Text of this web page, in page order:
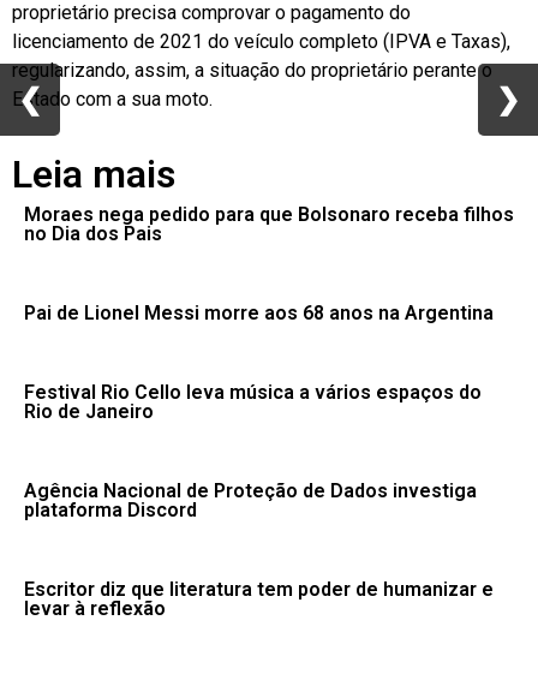
proprietário precisa comprovar o pagamento do
licenciamento de 2021 do veículo completo (IPVA e Taxas),
regularizando, assim, a situação do proprietário perante o
Estado com a sua moto.
Leia mais
Moraes nega pedido para que Bolsonaro receba filhos
no Dia dos Pais
Pai de Lionel Messi morre aos 68 anos na Argentina
Festival Rio Cello leva música a vários espaços do
Rio de Janeiro
Agência Nacional de Proteção de Dados investiga
plataforma Discord
Escritor diz que literatura tem poder de humanizar e
levar à reflexão
❮ ❯
❮ ❯